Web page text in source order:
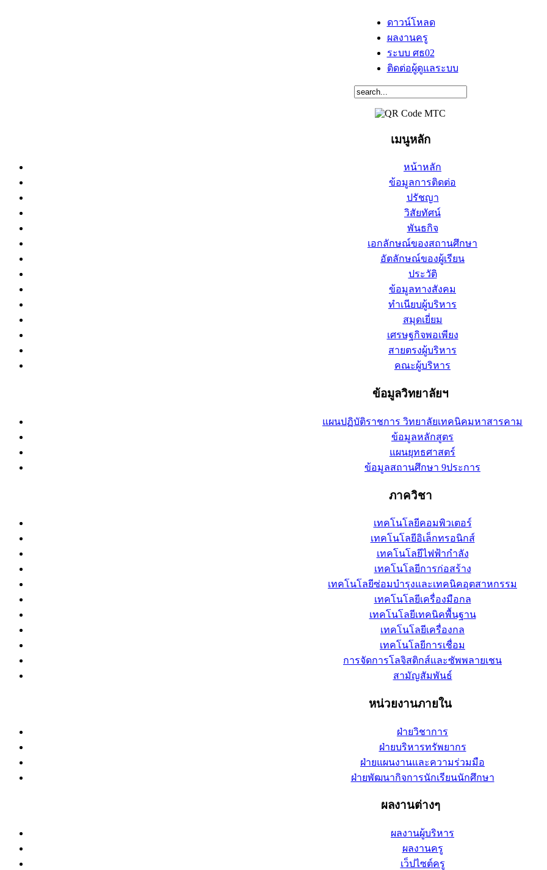
ดาวน์โหลด
ผลงานครู
ระบบ ศธ02
ติดต่อผู้ดูแลระบบ
เมนูหลัก
หน้าหลัก
ข้อมูลการติดต่อ
ปรัชญา
วิสัยทัศน์
พันธกิจ
เอกลักษณ์ของสถานศึกษา
อัตลักษณ์ของผู้เรียน
ประวัติ
ข้อมูลทางสังคม
ทำเนียบผู้บริหาร
สมุดเยี่ยม
เศรษฐกิจพอเพียง
สายตรงผู้บริหาร
คณะผู้บริหาร
ข้อมูลวิทยาลัยฯ
แผนปฏิบัติราชการ วิทยาลัยเทคนิคมหาสารคาม
ข้อมูลหลักสูตร
แผนยุทธศาสตร์
ข้อมูลสถานศึกษา 9ประการ
ภาควิชา
เทคโนโลยีคอมพิวเตอร์
เทคโนโลยีอิเล็กทรอนิกส์
เทคโนโลยีไฟฟ้ากำลัง
เทคโนโลยีการก่อสร้าง
เทคโนโลยีซ่อมบำรุงและเทคนิคอุตสาหกรรม
เทคโนโลยีเครื่องมือกล
เทคโนโลยีเทคนิคพื้นฐาน
เทคโนโลยีเครื่องกล
เทคโนโลยีการเชื่อม
การจัดการโลจิสติกส์และซัพพลายเชน
สามัญสัมพันธ์
หน่วยงานภายใน
ฝ่ายวิชาการ
ฝ่ายบริหารทรัพยากร
ฝ่ายแผนงานและความร่วมมือ
ฝ่ายพัฒนากิจการนักเรียนนักศึกษา
ผลงานต่างๆ
ผลงานผู้บริหาร
ผลงานครู
เว็ปไซต์ครู